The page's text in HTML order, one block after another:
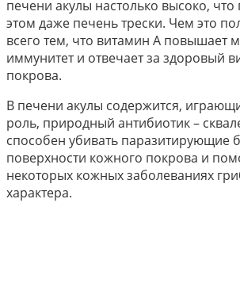
печени акулы настолько высоко, что
этом даже печень трески. Чем это
всего тем, что витамин А повышает
иммунитет и отвечает за здоровый
покрова.
В печени акулы содержится,
роль, природный антибиотик –
способен убивать паразитирующие
поверхности кожного покрова и
некоторых кожных заболеваниях
характера.